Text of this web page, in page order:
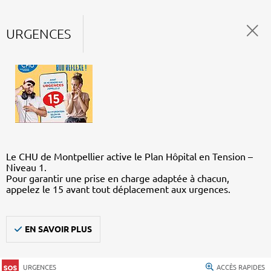
URGENCES
Le CHU de Montpellier active le Plan Hôpital en Tension –
Niveau 1.
Pour garantir une prise en charge adaptée à chacun,
appelez le 15 avant tout déplacement aux urgences.
EN SAVOIR PLUS
URGENCES ACCÈS RAPIDES